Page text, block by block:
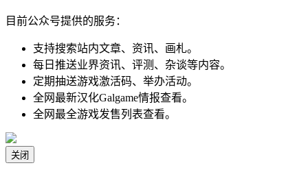
目前公众号提供的服务：
支持搜索站内文章、资讯、画札。
每日推送业界资讯、评测、杂谈等内容。
定期抽送游戏激活码、举办活动。
全网最新汉化Galgame情报查看。
全网最全游戏发售列表查看。
关闭